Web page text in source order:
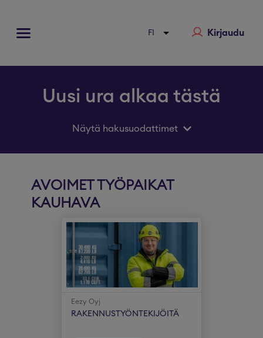
Kirjaudu
Uusi ura alkaa tästä
Näytä hakusuodattimet
AVOIMET TYÖPAIKAT
KAUHAVA
Eezy Oyj
RAKENNUSTYÖNTEKIJÖITÄ